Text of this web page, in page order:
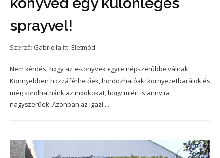
sprayvel!
Szerző: Gabriella itt: Életmód
Nem kérdés, hogy az e-könyvek egyre népszerűbbé válnak.
Könnyebben hozzáférhetőek, hordozhatóak, környezetbarátok és
még sorolhatnánk az indokokat, hogy miért is annyira
nagyszerűek. Azonban az igazi ...